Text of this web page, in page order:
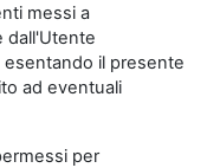
messi a
dall'Utente
il presente
ad eventuali
per